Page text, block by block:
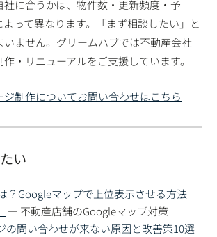
社に合うかは、物件数・更新頻度・予
って異なります。「まず相談したい」と
いません。グリームハブでは不動産会社
・リニューアルをご支援しています。
制作についてお問い合わせはこちら
い
？Googleマップで上位表示させる方法
— 不動産店舗のGoogleマップ対策
の問い合わせが来ない原因と改善策10選